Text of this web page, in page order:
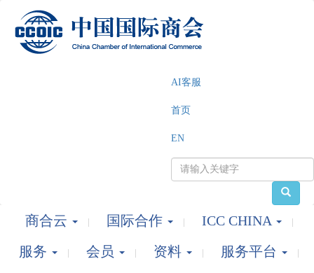
AI客服
首页
EN
商合云 国际合作
ICC CHINA
服务
会员 资料
服务平台